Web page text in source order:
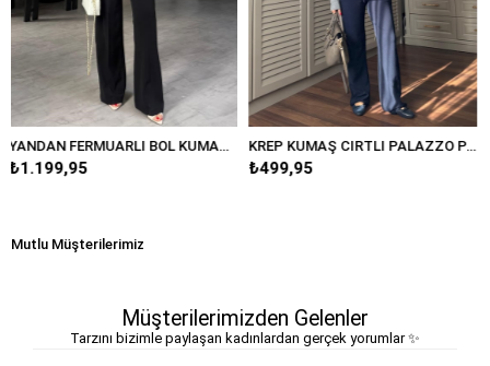
YANDAN FERMUARLI BOL KUMAŞ PANTOLON/20401 KREP KUMAŞ CIRTLI PALAZZO PANTOLON/K038
Mutlu Müşterilerimiz
Müşterilerimizden Gelenler
Tarzını bizimle paylaşan kadınlardan gerçek yorumlar ✨